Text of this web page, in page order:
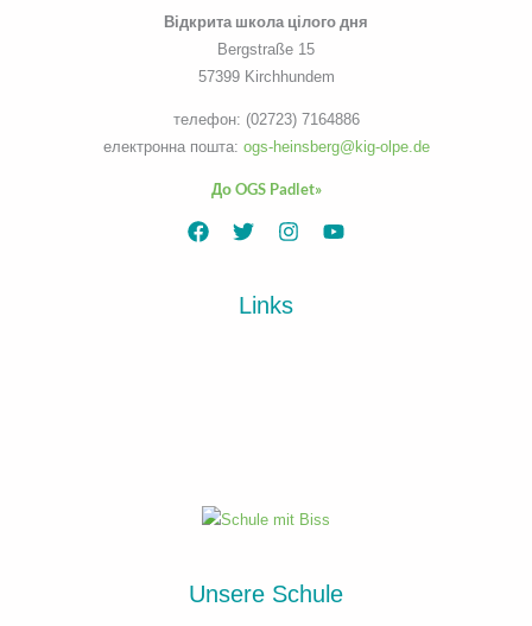
Відкрита школа цілого дня
Bergstraße 15
57399 Kirchhundem
телефон: (02723) 7164886
електронна пошта: ogs-heinsberg@kig-olpe.de
До OGS Padlet»
Links
Unsere Schule